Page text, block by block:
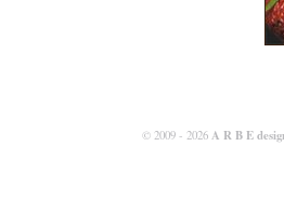
© 2009 - 2026A R B E